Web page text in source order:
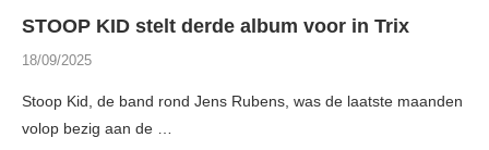
STOOP KID stelt derde album voor in Trix
18/09/2025
Stoop Kid, de band rond Jens Rubens, was de laatste maanden
volop bezig aan de …